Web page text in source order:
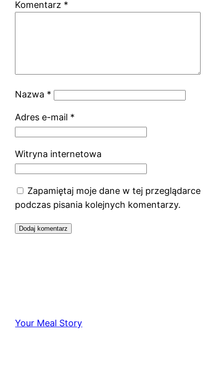
Komentarz *
Nazwa *
Adres e-mail *
Witryna internetowa
Zapamiętaj moje dane w tej przeglądarce
podczas pisania kolejnych komentarzy.
Your Meal Story